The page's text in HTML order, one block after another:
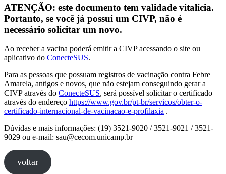
ATENÇÃO: este documento tem validade vitalícia.
Portanto, se você já possui um CIVP, não é
necessário solicitar um novo.
Ao receber a vacina poderá emitir a CIVP acessando o site ou
aplicativo do ConecteSUS.
Para as pessoas que possuam registros de vacinação contra Febre
Amarela, antigos e novos, que não estejam conseguindo gerar a
CIVP através do ConecteSUS, será possível solicitar o certificado
através do endereço https://www.gov.br/pt-br/servicos/obter-o-
certificado-internacional-de-vacinacao-e-profilaxia .
Dúvidas e mais informações: (19) 3521-9020 / 3521-9021 / 3521-
9029 ou e-mail: sau@cecom.unicamp.br
voltar